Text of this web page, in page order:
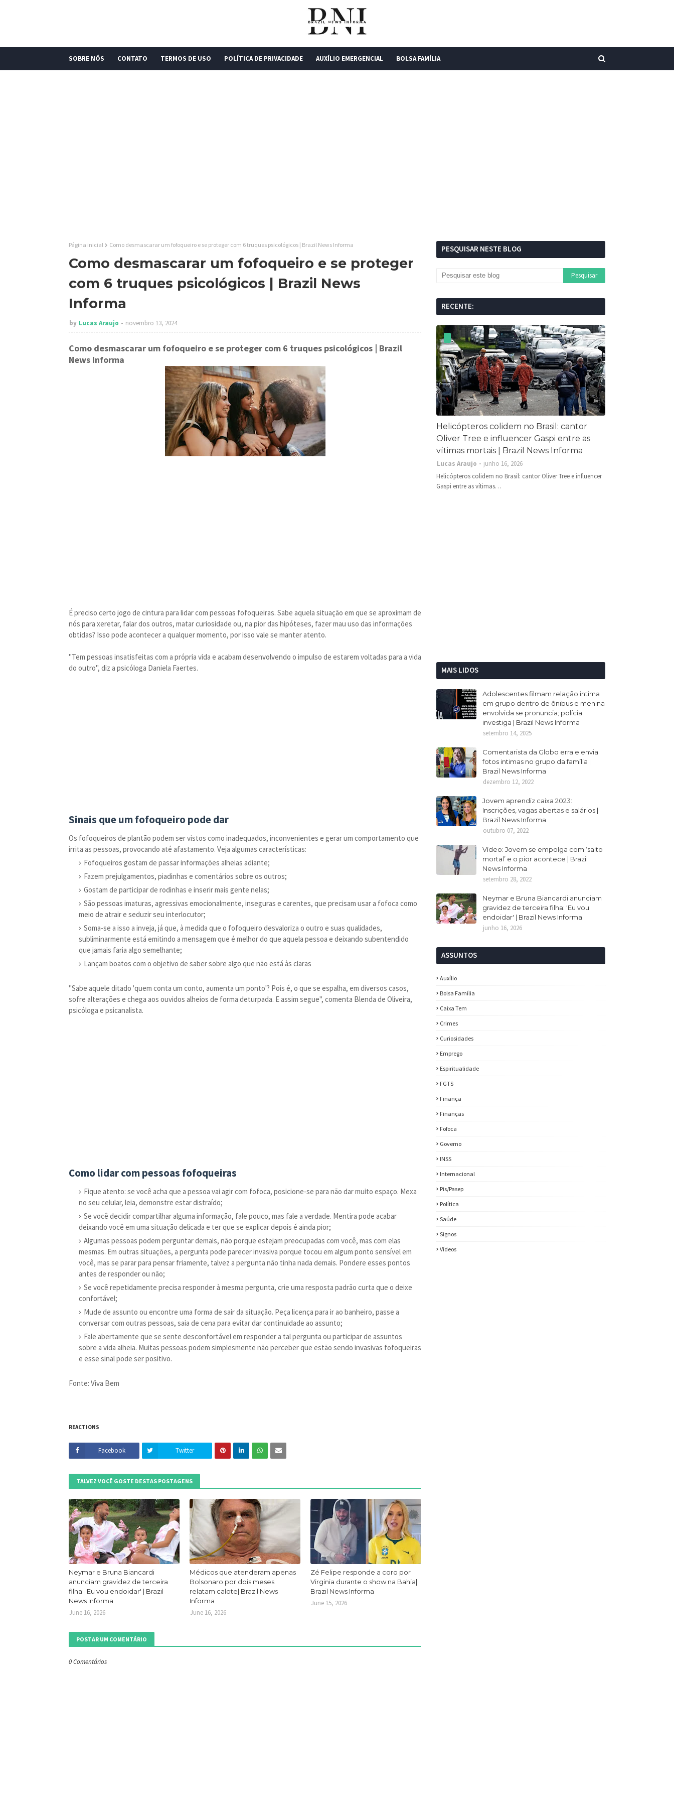
SOBRE NÓS CONTATO TERMOS DE USO POLÍTICA DE PRIVACIDADE AUXÍLIO EMERGENCIAL BOLSA FAMÍLIA
Página inicial Como desmascarar um fofoqueiro e se proteger com 6 truques psicológicos | Brazil News Informa
Como desmascarar um fofoqueiro e se proteger
com 6 truques psicológicos | Brazil News
Informa
by Lucas Araujo novembro 13, 2024
Como desmascarar um fofoqueiro e se proteger com 6 truques psicológicos | Brazil
News Informa
É preciso certo jogo de cintura para lidar com pessoas fofoqueiras. Sabe aquela situação em que se aproximam de
nós para xeretar, falar dos outros, matar curiosidade ou, na pior das hipóteses, fazer mau uso das informações
obtidas? Isso pode acontecer a qualquer momento, por isso vale se manter atento.
"Tem pessoas insatisfeitas com a própria vida e acabam desenvolvendo o impulso de estarem voltadas para a vida
do outro", diz a psicóloga Daniela Faertes.
Sinais que um fofoqueiro pode dar
Os fofoqueiros de plantão podem ser vistos como inadequados, inconvenientes e gerar um comportamento que
irrita as pessoas, provocando até afastamento. Veja algumas características:
Fofoqueiros gostam de passar informações alheias adiante;
Fazem prejulgamentos, piadinhas e comentários sobre os outros;
Gostam de participar de rodinhas e inserir mais gente nelas;
São pessoas imaturas, agressivas emocionalmente, inseguras e carentes, que precisam usar a fofoca como
meio de atrair e seduzir seu interlocutor;
Soma-se a isso a inveja, já que, à medida que o fofoqueiro desvaloriza o outro e suas qualidades,
subliminarmente está emitindo a mensagem que é melhor do que aquela pessoa e deixando subentendido
que jamais faria algo semelhante;
Lançam boatos com o objetivo de saber sobre algo que não está às claras
"Sabe aquele ditado 'quem conta um conto, aumenta um ponto'? Pois é, o que se espalha, em diversos casos,
sofre alterações e chega aos ouvidos alheios de forma deturpada. E assim segue", comenta Blenda de Oliveira,
psicóloga e psicanalista.
Como lidar com pessoas fofoqueiras
Fique atento: se você acha que a pessoa vai agir com fofoca, posicione-se para não dar muito espaço. Mexa
no seu celular, leia, demonstre estar distraído;
Se você decidir compartilhar alguma informação, fale pouco, mas fale a verdade. Mentira pode acabar
deixando você em uma situação delicada e ter que se explicar depois é ainda pior;
Algumas pessoas podem perguntar demais, não porque estejam preocupadas com você, mas com elas
mesmas. Em outras situações, a pergunta pode parecer invasiva porque tocou em algum ponto sensível em
você, mas se parar para pensar friamente, talvez a pergunta não tinha nada demais. Pondere esses pontos
antes de responder ou não;
Se você repetidamente precisa responder à mesma pergunta, crie uma resposta padrão curta que o deixe
confortável;
Mude de assunto ou encontre uma forma de sair da situação. Peça licença para ir ao banheiro, passe a
conversar com outras pessoas, saia de cena para evitar dar continuidade ao assunto;
Fale abertamente que se sente desconfortável em responder a tal pergunta ou participar de assuntos
sobre a vida alheia. Muitas pessoas podem simplesmente não perceber que estão sendo invasivas fofoqueiras
e esse sinal pode ser positivo.
Fonte: Viva Bem
REACTIONS
Facebook Twitter
TALVEZ VOCÊ GOSTE DESTAS POSTAGENS
Neymar e Bruna Biancardi
anunciam gravidez de terceira
filha: 'Eu vou endoidar' | Brazil
News Informa
June 16, 2026
Médicos que atenderam apenas
Bolsonaro por dois meses
relatam calote| Brazil News
Informa
June 16, 2026
Zé Felipe responde a coro por
Virginia durante o show na Bahia|
Brazil News Informa
June 15, 2026
POSTAR UM COMENTÁRIO
0 Comentários
PESQUISAR NESTE BLOG
RECENTE:
Helicópteros colidem no Brasil: cantor
Oliver Tree e influencer Gaspi entre as
vítimas mortais | Brazil News Informa
Lucas Araujo
junho 16, 2026
Helicópteros colidem no Brasil: cantor Oliver Tree e influencer
Gaspi entre as vítimas…
MAIS LIDOS
Adolescentes filmam relação intima
em grupo dentro de ônibus e menina
envolvida se pronuncia; polícia
investiga | Brazil News Informa
setembro 14, 2025
Comentarista da Globo erra e envia
fotos intimas no grupo da família |
Brazil News Informa
dezembro 12, 2022
Jovem aprendiz caixa 2023:
Inscrições, vagas abertas e salários |
Brazil News Informa
outubro 07, 2022
Vídeo: Jovem se empolga com ‘salto
mortal’ e o pior acontece | Brazil
News Informa
setembro 28, 2022
Neymar e Bruna Biancardi anunciam
gravidez de terceira filha: 'Eu vou
endoidar' | Brazil News Informa
junho 16, 2026
ASSUNTOS
Auxílio
Bolsa Família
Caixa Tem
Crimes
Curiosidades
Emprego
Espiritualidade
FGTS
Finança
Finanças
Fofoca
Governo
INSS
Internacional
Pis/Pasep
Política
Saúde
Signos
Vídeos